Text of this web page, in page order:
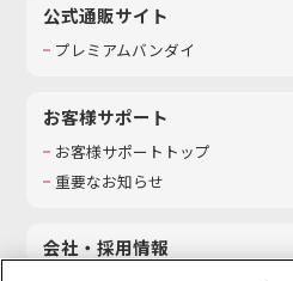
公式通販サイト
プレミアムバンダイ
お客様サポート
お客様サポートトップ
重要なお知らせ
会社・採用情報